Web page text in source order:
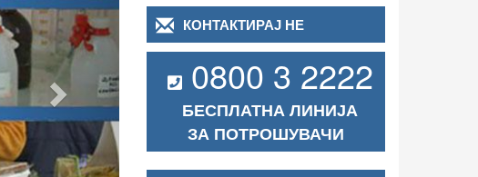
КОНТАКТИРАЈ НЕ
0800 3 2222
БЕСПЛАТНА ЛИНИЈА
ЗА ПОТРОШУВАЧИ